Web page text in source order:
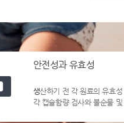
안전성과 유효성
생산하기 전 각 원료의 유효
각 캡슐함량 검사와 불순물